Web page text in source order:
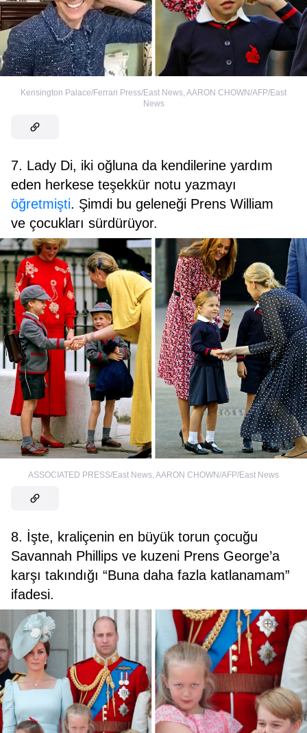
Kensington Palace/Ferrari Press/East News, AARON CHOWN/AFP/East
News
7. Lady Di, iki oğluna da kendilerine yardım
eden herkese teşekkür notu yazmayı
öğretmişti. Şimdi bu geleneği Prens William
ve çocukları sürdürüyor.
ASSOCIATED PRESS/East News AARON CHOWN/AFP/East News
8. İşte, kraliçenin en büyük torun çocuğu
Savannah Phillips ve kuzeni Prens George’a
karşı takındığı “Buna daha fazla katlanamam”
ifadesi.